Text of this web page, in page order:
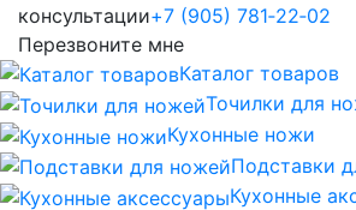
консультации+7 (905) 781‑22‑02
Перезвоните мне
Каталог товаров
Точилки для
Кухонные ножи
Подставки
Кухонные